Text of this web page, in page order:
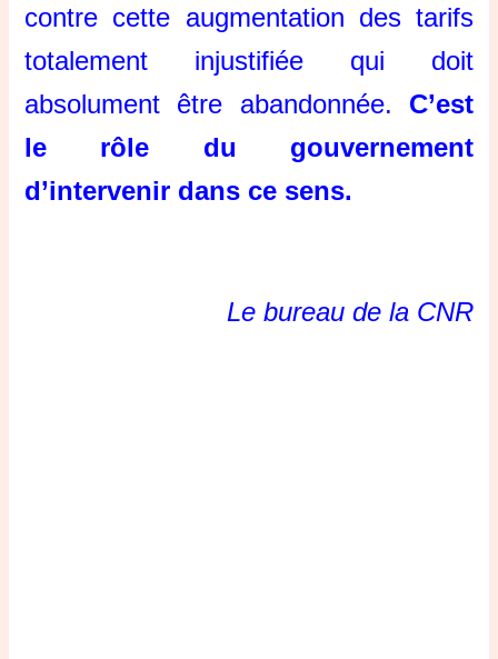
contre cette augmentation des tarifs
totalement injustifiée qui doit
absolument être abandonnée. C’est
le rôle du gouvernement
d’intervenir dans ce sens.
Le bureau de la CNR